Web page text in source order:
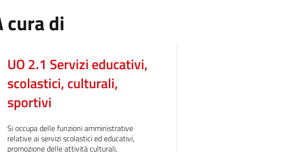
cura di
UO 2.1 Servizi educativi,
scolastici, culturali,
sportivi
Si occupa delle funzioni amministrative
relative ai servizi scolastici ed educativi,
promozione delle attività culturali,